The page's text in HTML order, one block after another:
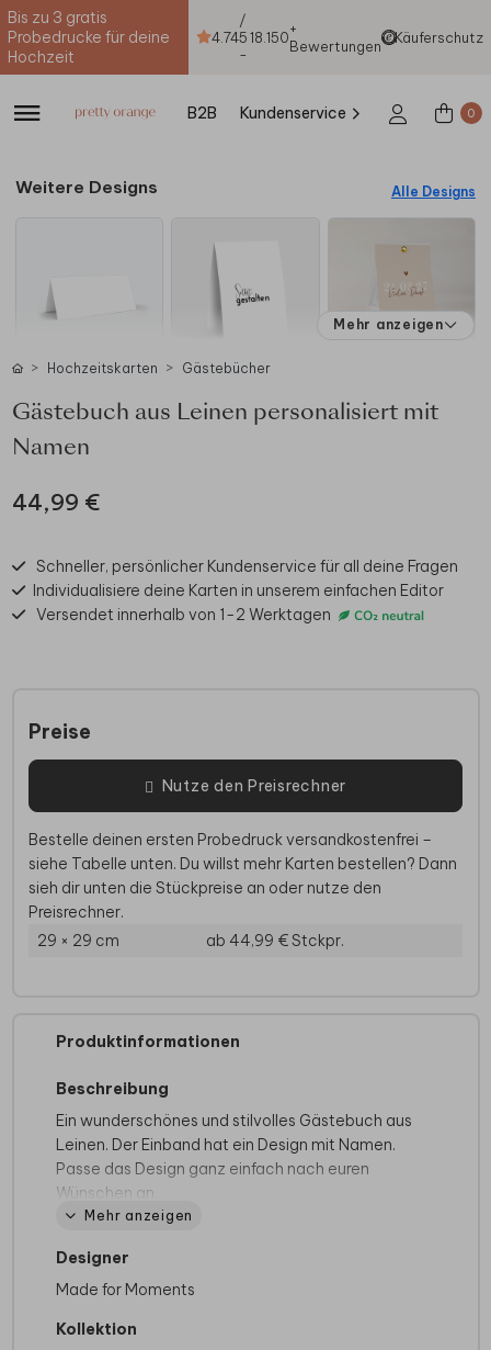
Bis zu 3 gratis
Probedrucke für deine
Hochzeit
4.74
/
5
-
18.150+
Bewertungen
Käuferschutz
B2B Kundenservice 0
Weitere Designs Alle Designs
Mehr anzeigen
Hochzeitskarten Gästebücher
Gästebuch aus Leinen personalisiert mit
Namen
44,99 €
Schneller, persönlicher Kundenservice für all deine Fragen
Individualisiere deine Karten in unserem einfachen Editor
Versendet innerhalb von 1-2 Werktagen
Preise
Nutze den Preisrechner
Bestelle deinen ersten Probedruck versandkostenfrei –
siehe Tabelle unten. Du willst mehr Karten bestellen? Dann
sieh dir unten die Stückpreise an oder nutze den
Preisrechner.
29 × 29 cm
ab 44,99 €Stckpr.
Produktinformationen
Beschreibung
Ein wunderschönes und stilvolles Gästebuch aus
Leinen. Der Einband hat ein Design mit Namen.
Passe das Design ganz einfach nach euren
Wünschen an.
- Besteht aus 40 Seiten (Anzahl nicht
anpassbar)
160 g/m² (kein Druck möglich)
Mehr anzeigen
Designer
Made for Moments
Kollektion